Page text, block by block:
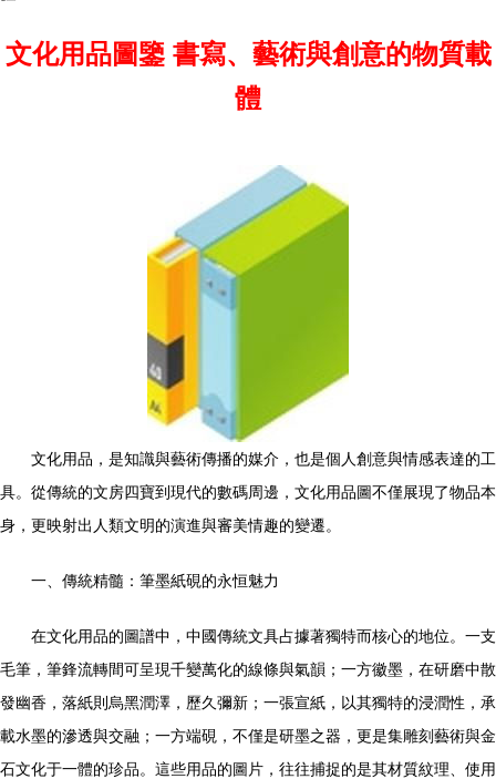
文化用品圖鑒 書寫、藝術與創意的物質載
體
文化用品，是知識與藝術傳播的媒介，也是個人創意與情感表達的工
具。從傳統的文房四寶到現代的數碼周邊，文化用品圖不僅展現了物品本
身，更映射出人類文明的演進與審美情趣的變遷。
一、傳統精髓：筆墨紙硯的永恒魅力
在文化用品的圖譜中，中國傳統文具占據著獨特而核心的地位。一支
毛筆，筆鋒流轉間可呈現千變萬化的線條與氣韻；一方徽墨，在研磨中散
發幽香，落紙則烏黑潤澤，歷久彌新；一張宣紙，以其獨特的浸潤性，承
載水墨的滲透與交融；一方端硯，不僅是研墨之器，更是集雕刻藝術與金
石文化于一體的珍品。這些用品的圖片，往往捕捉的是其材質紋理、使用